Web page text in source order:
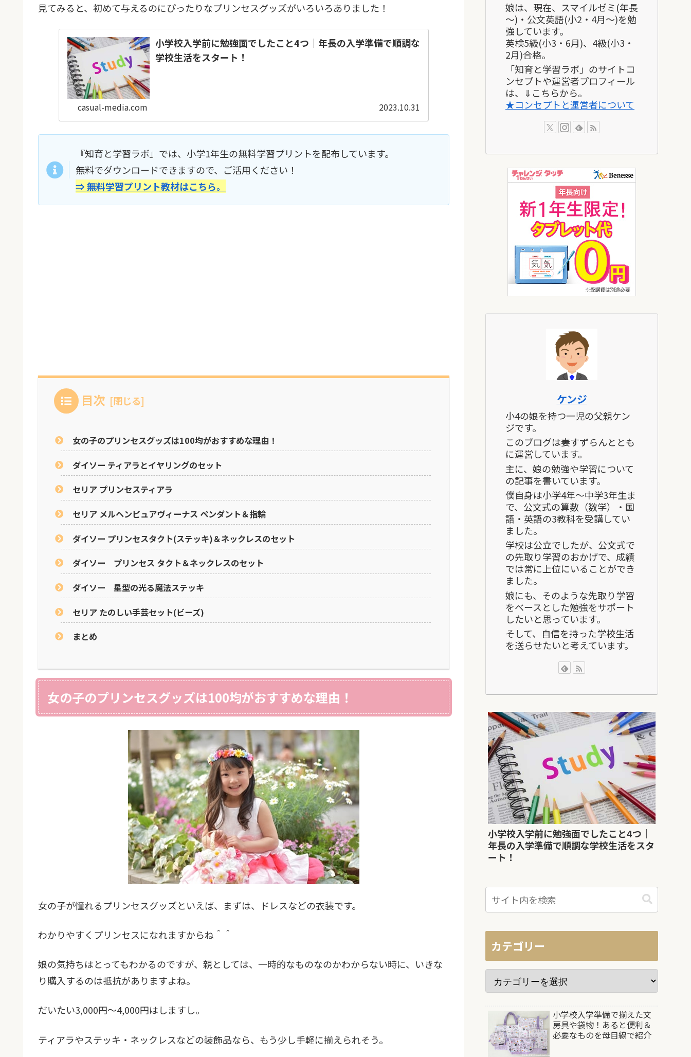
見てみると、初めて与えるのにぴったりなプリンセスグッズがいろいろありました！
小学校入学前に勉強面でしたこと4つ｜年長の入学準備で順調な
学校生活をスタート！
casual-media.com 2023.10.31
『知育と学習ラボ』では、小学1年生の無料学習プリントを配布しています。
無料でダウンロードできますので、ご活用ください！
⇒ 無料学習プリント教材はこちら。
目次
女の子のプリンセスグッズは100均がおすすめな理由！
ダイソー ティアラとイヤリングのセット
セリア プリンセスティアラ
セリア メルヘンピュアヴィーナス ペンダント＆指輪
ダイソー プリンセスタクト(ステッキ)＆ネックレスのセット
ダイソー プリンセス タクト＆ネックレスのセット
ダイソー 星型の光る魔法ステッキ
セリア たのしい手芸セット(ビーズ)
まとめ
女の子のプリンセスグッズは100均がおすすめな理由！
女の子が憧れるプリンセスグッズといえば、まずは、ドレスなどの衣装です。
わかりやすくプリンセスになれますからね＾＾
娘の気持ちはとってもわかるのですが、親としては、一時的なものなのかわからない時に、いきな
り購入するのは抵抗がありますよね。
だいたい3,000円～4,000円はしますし。
ティアラやステッキ・ネックレスなどの装飾品なら、もう少し手軽に揃えられそう。
娘は、現在、スマイルゼミ(年長
～)・公文英語(小2・4月～)を勉
強しています。
英検5級(小3・6月)、4級(小3・
2月)合格。
「知育と学習ラボ」のサイトコ
ンセプトや運営者プロフィール
は、⇓こちらから。
★コンセプトと運営者について
ケンジ
小4の娘を持つ一児の父親ケン
ジです。
このブログは妻すずらんととも
に運営しています。
主に、娘の勉強や学習について
の記事を書いています。
僕自身は小学4年～中学3年生ま
で、公文式の算数（数学）・国
語・英語の3教科を受講してい
ました。
学校は公立でしたが、公文式で
の先取り学習のおかげで、成績
では常に上位にいることができ
ました。
娘にも、そのような先取り学習
をベースとした勉強をサポート
したいと思っています。
そして、自信を持った学校生活
を送らせたいと考えています。
小学校入学前に勉強面でしたこと4つ｜
年長の入学準備で順調な学校生活をスタ
ート！
カテゴリー
小学校入学準備で揃えた文
房具や袋物！あると便利＆
必要なものを母目線で紹介